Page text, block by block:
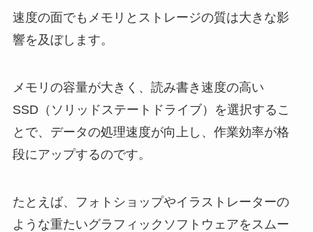
速度の面でもメモリとストレージの質は大きな影
響を及ぼします。
メモリの容量が大きく、読み書き速度の高い
SSD（ソリッドステートドライブ）を選択するこ
とで、データの処理速度が向上し、作業効率が格
段にアップするのです。
たとえば、フォトショップやイラストレーターの
ような重たいグラフィックソフトウェアをスムー